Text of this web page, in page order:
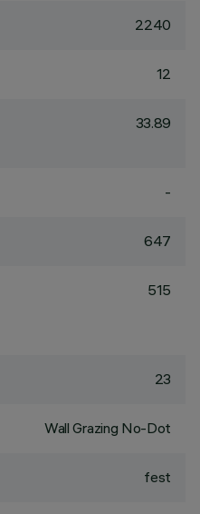
2240
12
33.89
-
647
515
23
Wall Grazing No-Dot
fest